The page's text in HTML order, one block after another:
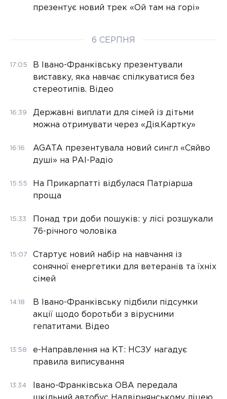
презентує новий трек «Ой там на горі»
6 СЕРПНЯ
17:05
В Івано-Франківську презентували
виставку, яка навчає спілкуватися без
стереотипів. Відео
16:39
Державні виплати для сімей із дітьми
можна отримувати через «Дія.Картку»
16:16
AGATA презентувала новий сингл «Сяйво
душі» на РАІ-Радіо
15:55
На Прикарпатті відбулася Патріарша
проща
15:33
Понад три доби пошуків: у лісі розшукали
76-річного чоловіка
15:07
Стартує новий набір на навчання із
сонячної енергетики для ветеранів та їхніх
сімей
14:18
В Івано-Франківську підбили підсумки
акції щодо боротьби з вірусними
гепатитами. Відео
13:58
е-Направлення на КТ: НСЗУ нагадує
правила виписування
13:34
Івано-Франківська ОВА передала